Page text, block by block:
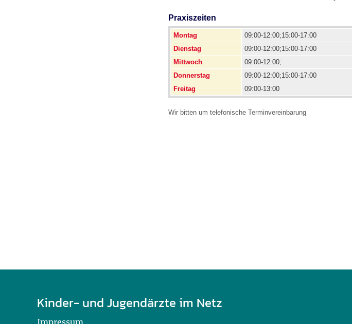
Broschüren und Informationsflyer
Familienzeit gesund gestalten
U0-Vorsorge
Praxiszeiten
Montag
09:00-12:00;15:00-17:00
Dienstag
09:00-12:00;15:00-17:00
Mittwoch
09:00-12:00;
Donnerstag
09:00-12:00;15:00-17:00
Freitag
09:00-13:00
Wir bitten um telefonische Terminvereinbarung
Kinder- und Jugendärzte im Netz
Impressum